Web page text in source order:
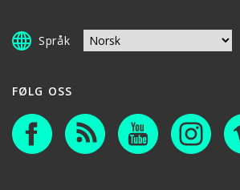
Språk
FØLG OSS